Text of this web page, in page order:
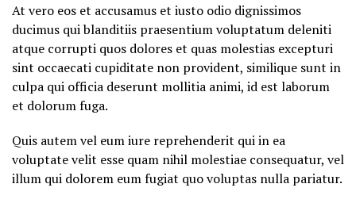
At vero eos et accusamus et iusto odio dignissimos
ducimus qui blanditiis praesentium voluptatum deleniti
atque corrupti quos dolores et quas molestias excepturi
sint occaecati cupiditate non provident, similique sunt in
culpa qui officia deserunt mollitia animi, id est laborum
et dolorum fuga.
Quis autem vel eum iure reprehenderit qui in ea
voluptate velit esse quam nihil molestiae consequatur, vel
illum qui dolorem eum fugiat quo voluptas nulla pariatur.